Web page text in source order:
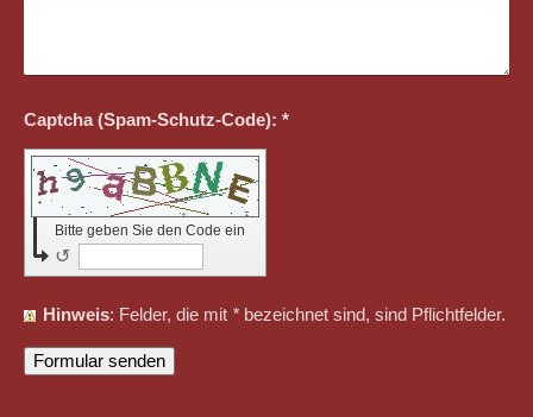
Captcha (Spam-Schutz-Code): *
Bitte geben Sie den Code ein
↺
Hinweis : Felder, die mit * bezeichnet sind, sind Pflichtfelder.